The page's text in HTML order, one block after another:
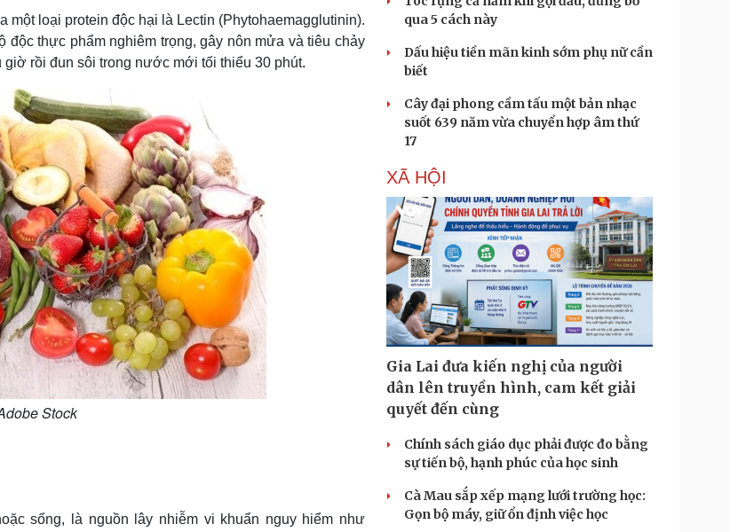
một loại protein độc hại là Lectin (Phytohaemagglutinin).
thực phẩm nghiêm trọng, gây nôn mửa và tiêu chảy
rồi đun sôi trong nước mới tối thiểu 30 phút.
Stock
sống, là nguồn lây nhiễm vi khuẩn nguy hiểm như
qua 5 cách này
Dấu hiệu tiền mãn kinh sớm phụ nữ cần
biết
Cây đại phong cầm tấu một bản nhạc
suốt 639 năm vừa chuyển hợp âm thứ
17
XÃ HỘI
Gia Lai đưa kiến nghị của người
dân lên truyền hình, cam kết giải
quyết đến cùng
Chính sách giáo dục phải được đo bằng
sự tiến bộ, hạnh phúc của học sinh
Cà Mau sắp xếp mạng lưới trường học:
Gọn bộ máy, giữ ổn định việc học